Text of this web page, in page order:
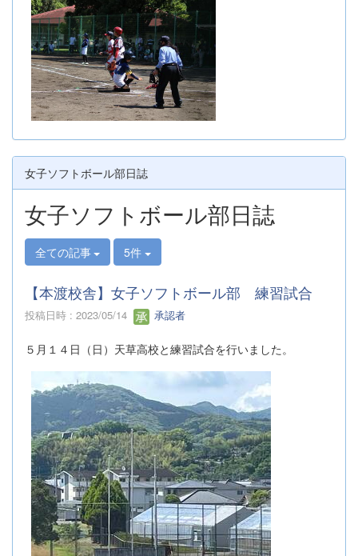
女子ソフトボール部日誌
女子ソフトボール部日誌
全ての記事 5件
【本渡校舎】女子ソフトボール部 練習試合
投稿日時 : 2023/05/14 承認者
５月１４日（日）天草高校と練習試合を行いました。